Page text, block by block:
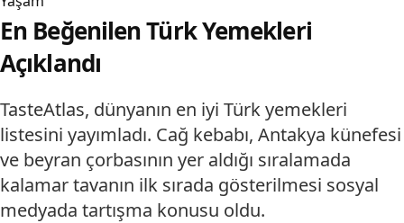
En Beğenilen Türk Yemekleri
Açıklandı
TasteAtlas, dünyanın en iyi Türk yemekleri
listesini yayımladı. Cağ kebabı, Antakya künefesi
ve beyran çorbasının yer aldığı sıralamada
kalamar tavanın ilk sırada gösterilmesi sosyal
medyada tartışma konusu oldu.